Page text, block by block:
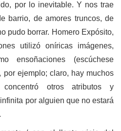
por lo inevitable. Y nos trae
barrio, de amores truncos, de
pudo borrar. Homero Expósito,
utilizó oníricas imágenes,
ensoñaciones (escúchese
, por ejemplo; claro, hay muchos
otros atributos y
por alguien que no estará